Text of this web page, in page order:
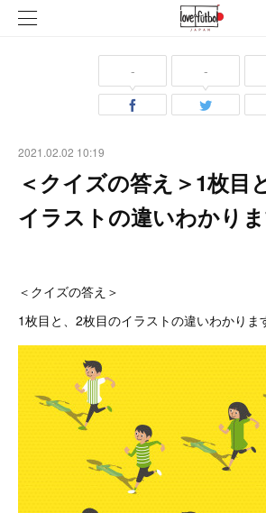
- -
2021.02.02 10:19
＜クイズの答え＞1枚目
イラストの違いわかり
＜クイズの答え＞
1枚目と、2枚目のイラストの違いわかりま